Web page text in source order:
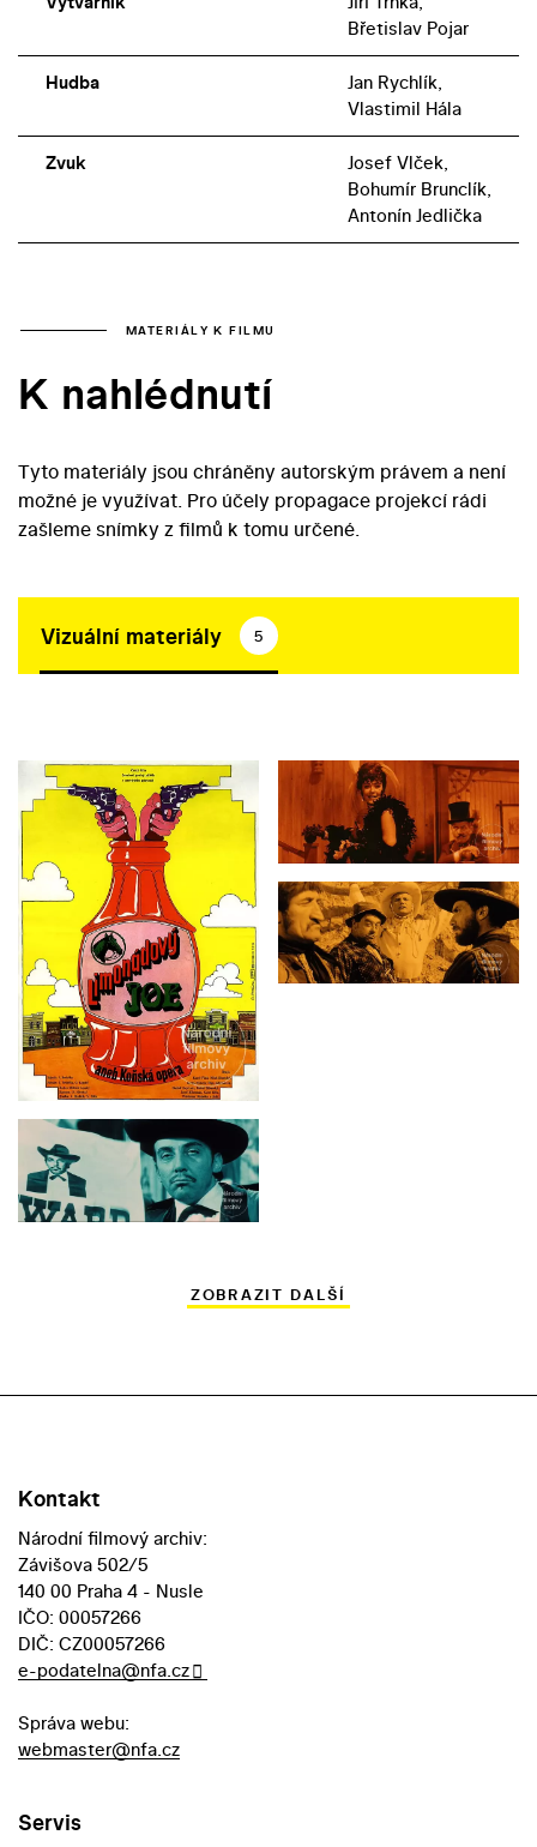
Břetislav Pojar
Hudba
Jan Rychlík,
Vlastimil Hála
Zvuk
Josef Vlček,
Bohumír Brunclík,
Antonín Jedlička
MATERIÁLY K FILMU
K nahlédnutí
Tyto materiály jsou chráněny autorským právem a není
možné je využívat. Pro účely propagace projekcí rádi
zašleme snímky z filmů k tomu určené.
Vizuální materiály 5
ZOBRAZIT DALŠÍ
Kontakt
Národní filmový archiv:
Závišova 502/5
140 00 Praha 4 - Nusle
IČO: 00057266
DIČ: CZ00057266
e-podatelna@nfa.cz
Správa webu:
webmaster@nfa.cz
Servis